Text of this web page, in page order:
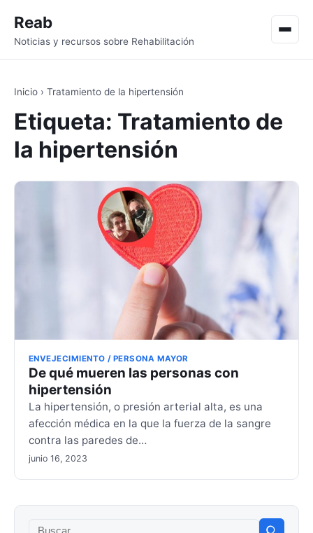
Reab
Noticias y recursos sobre Rehabilitación
Inicio › Tratamiento de la hipertensión
Etiqueta: Tratamiento de
la hipertensión
ENVEJECIMIENTO / PERSONA MAYOR
De qué mueren las personas con
hipertensión
La hipertensión, o presión arterial alta, es una
afección médica en la que la fuerza de la sangre
contra las paredes de…
junio 16, 2023